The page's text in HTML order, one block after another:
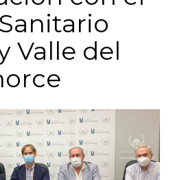
Valle del